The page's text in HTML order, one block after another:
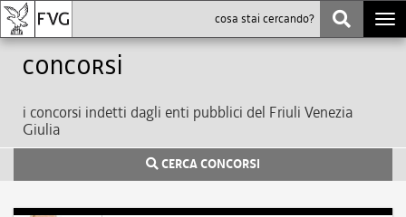
Concorsi
i concorsi indetti dagli enti pubblici del Friuli Venezia
Giulia
CERCA CONCORSI